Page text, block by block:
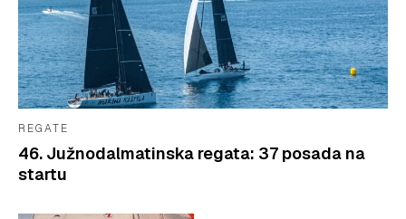
REGATE
46. Južnodalmatinska regata: 37 posada na
startu